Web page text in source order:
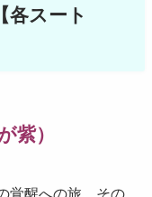
各スート
紫）